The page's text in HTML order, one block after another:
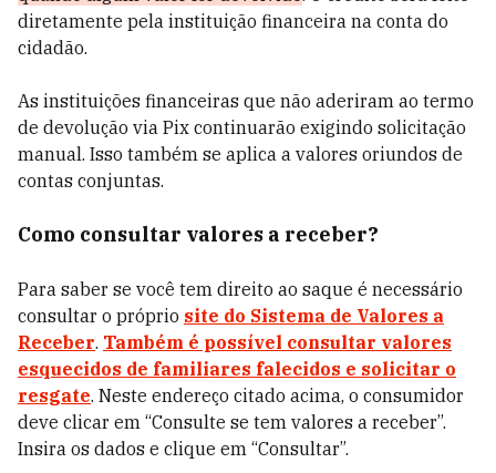
diretamente pela instituição financeira na conta do
cidadão.
As instituições financeiras que não aderiram ao termo
de devolução via Pix continuarão exigindo solicitação
manual. Isso também se aplica a valores oriundos de
contas conjuntas.
Como consultar valores a receber?
Para saber se você tem direito ao saque é necessário
consultar o próprio site do Sistema de Valores a
Receber. Também é possível consultar valores
esquecidos de familiares falecidos e solicitar o
resgate. Neste endereço citado acima, o consumidor
deve clicar em “Consulte se tem valores a receber”.
Insira os dados e clique em “Consultar”.